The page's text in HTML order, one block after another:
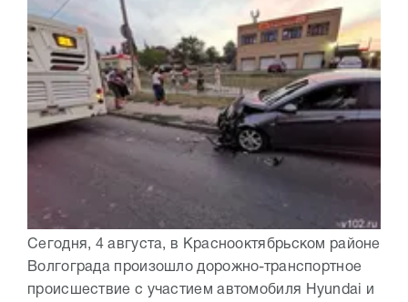
Сегодня, 4 августа, в Краснооктябрьском районе
Волгограда произошло дорожно-транспортное
происшествие с участием автомобиля Hyundai и